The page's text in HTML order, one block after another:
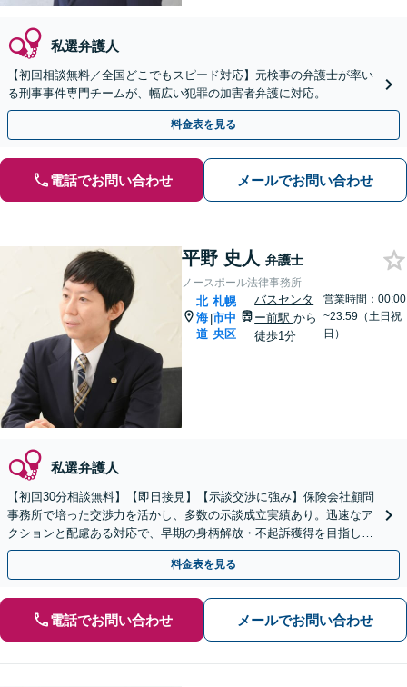
私選弁護人
【初回相談無料／全国どこでもスピード対応】元検事の弁護士が率い
る刑事事件専門チームが、幅広い犯罪の加害者弁護に対応。
料金表を見る
電話でお問い合わせ メールでお問い合わせ
平野 史人 弁護士
ノースポール法律事務所
北
海
道
|
札幌
市中
央区
バスセンタ
ー前駅から
徒歩1分
営業時間：00:00
~23:59（土日祝
日）
私選弁護人
【初回30分相談無料】【即日接見】【示談交渉に強み】保険会社顧問
事務所で培った交渉力を活かし、多数の示談成立実績あり。迅速なア
クションと配慮ある対応で、早期の身柄解放・不起訴獲得を目指しま
す【電話相談OK】【バスセンター前駅徒歩1分】
料金表を見る
電話でお問い合わせ メールでお問い合わせ